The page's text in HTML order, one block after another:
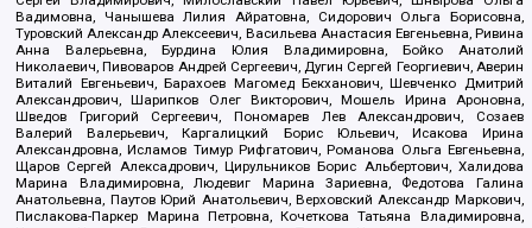
Вадимовна, Чанышева Лилия Айратовна, Сидорович Ольга Борисовна,
Туровский Александр Алексеевич, Васильева Анастасия Евгеньевна, Ривина
Анна Валерьевна, Бурдина Юлия Владимировна, Бойко Анатолий
Николаевич, Пивоваров Андрей Сергеевич, Дугин Сергей Георгиевич, Аверин
Виталий Евгеньевич, Барахоев Магомед Бекханович, Шевченко Дмитрий
Александрович, Шарипков Олег Викторович, Мошель Ирина Ароновна,
Шведов Григорий Сергеевич, Пономарев Лев Александрович, Созаев
Валерий Валерьевич, Каргалицкий Борис Юльевич, Исакова Ирина
Александровна, Исламов Тимур Рифгатович, Романова Ольга Евгеньевна,
Щаров Сергей Алексадрович, Цирульников Борис Альбертович, Халидова
Марина Владимировна, Людевиг Марина Зариевна, Федотова Галина
Анатольевна, Паутов Юрий Анатольевич, Верховский Александр Маркович,
Пислакова-Паркер Марина Петровна, Кочеткова Татьяна Владимировна,